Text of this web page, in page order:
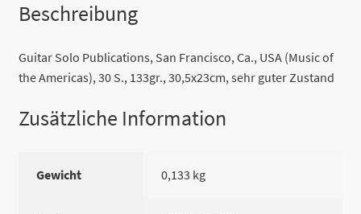
Beschreibung
Guitar Solo Publications, San Francisco, Ca., USA (Music of
the Americas), 30 S., 133gr., 30,5x23cm, sehr guter Zustand
Zusätzliche Information
Gewicht 0,133 kg